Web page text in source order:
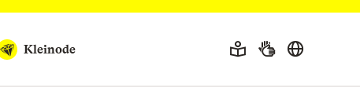
Kleinode